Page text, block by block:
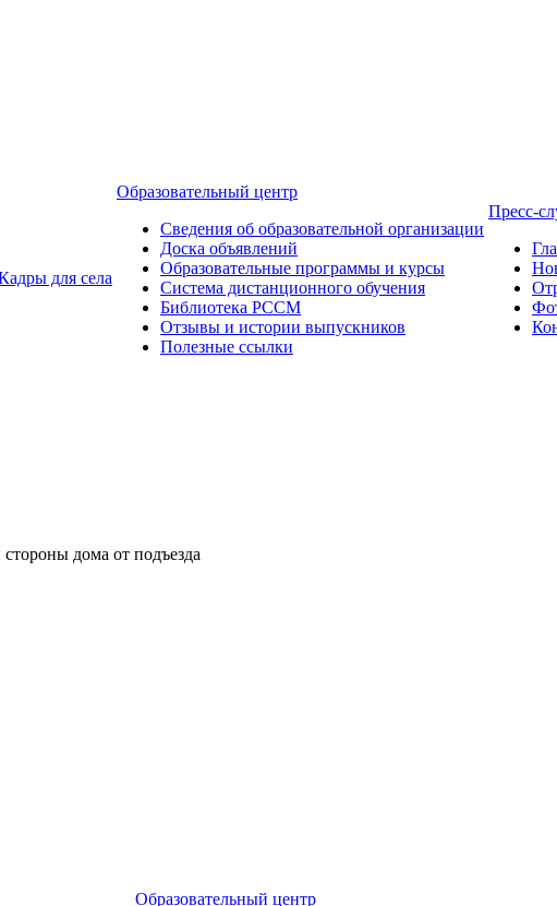
для села
Образовательный центр
Сведения об образовательной организации
Доска объявлений
Образовательные программы и курсы
Система дистанционного обучения
Библиотека РССМ
Отзывы и истории выпускников
Полезные ссылки
Пресс-
дома от подъезда
Образовательный центр